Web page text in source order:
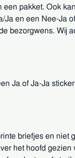
pakket. Ook
Ja en een Nee-Ja
bezorgwens. Wij
Ja of Ja-Ja
briefjes en niet
het hoofd gezien